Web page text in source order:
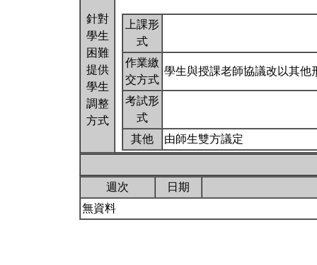
針對
學生
困難
提供
學生
調整
方式
上課形
式
作業繳
交方式
學生與授課老師協議改以其他
考試形
式
其他
由師生雙方議定
週次
日期
無資料